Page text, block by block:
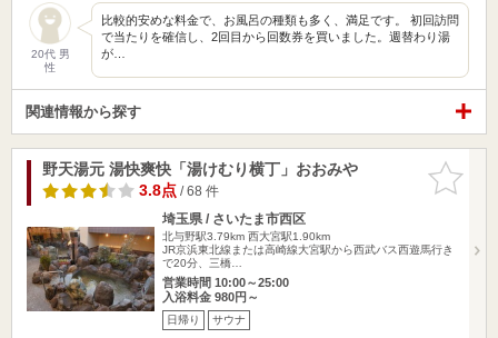
20代 男
性
比較的安めな料金で、お風呂の種類も多く、満足です。 初回訪問
で当たりを確信し、2回目から回数券を買いました。週替わり湯
が…
関連情報から探す
お気に入
りに追加
野天湯元 湯快爽快「湯けむり横丁」おおみや
3.8点/ 68 件
埼玉県 / さいたま市西区
北与野駅3.79km 西大宮駅1.90km
JR京浜東北線または高崎線大宮駅から西武バス西遊馬行き
で20分、三橋…
営業時間 10:00～25:00
入浴料金 980円～
日帰り サウナ